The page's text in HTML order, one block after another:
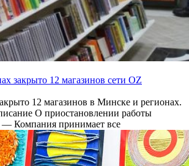
закрыто 12 магазинов сети OZ
12 магазинов в Минске и регионах.
О приостановлении работы
— Компания принимает все